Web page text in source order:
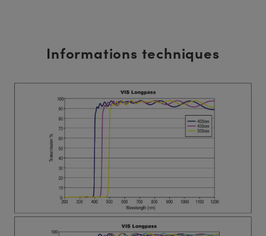
Informations techniques